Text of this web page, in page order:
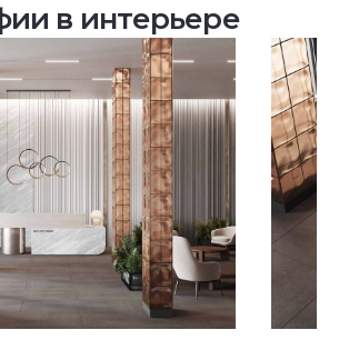
в интерьере
все проекты